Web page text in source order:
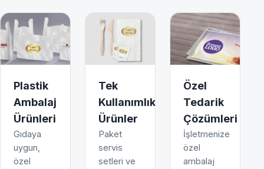
Plastik
Ambalaj
Ürünleri
Gıdaya
uygun,
özel
Tek
Kullanımlık
Ürünler
Paket
servis
setleri ve
Özel
Tedarik
Çözümleri
İşletmenize
özel
ambalaj